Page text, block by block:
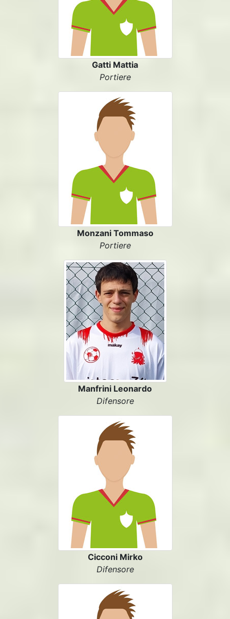
Gatti Mattia
Portiere
Monzani Tommaso
Portiere
Manfrini Leonardo
Difensore
Cicconi Mirko
Difensore